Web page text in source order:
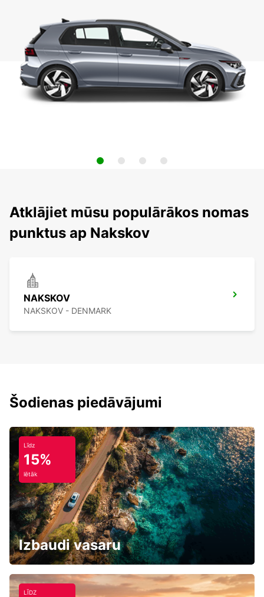
Atklājiet mūsu populārākos nomas
punktus ap Nakskov
NAKSKOV
NAKSKOV - DENMARK
Šodienas piedāvājumi
Līdz
15%
lētāk
Izbaudi vasaru
LĪDZ